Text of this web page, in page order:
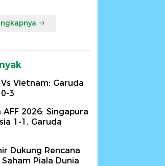
Vietnam: Garuda
3
AFF 2026: Singapura
1-1, Garuda
Dukung Rencana
Piala Dunia